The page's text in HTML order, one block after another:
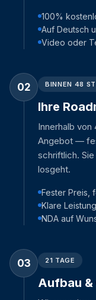
100%
Auf Deutsch
Video oder
02 BINNEN 48
Ihre
Innerhalb von
Angebot —
schriftlich.
losgeht.
Fester Preis,
Klare
NDA auf
03 21 TAGE
Aufbau &